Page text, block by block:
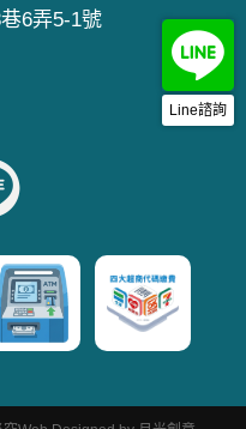
Line諮詢
6弄5-1號